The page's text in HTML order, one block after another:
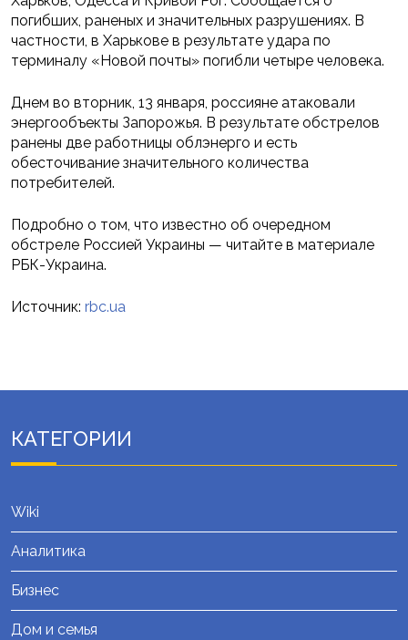
погибших, раненых и значительных разрушениях. В
частности, в Харькове в результате удара по
терминалу «Новой почты» погибли четыре человека.
Днем во вторник, 13 января, россияне атаковали
энергообъекты Запорожья. В результате обстрелов
ранены две работницы облэнерго и есть
обесточивание значительного количества
потребителей.
Подробно о том, что известно об очередном
обстреле Россией Украины — читайте в материале
РБК-Украина.
Источник: rbc.ua
КАТЕГОРИИ
Wiki
Аналитика
Бизнес
Дом и семья